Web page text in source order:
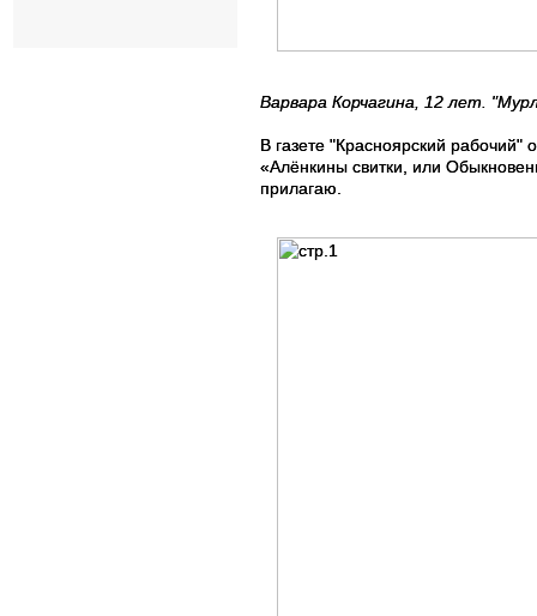
Варвара Корчагина, 12 лет.
В газете "Красноярский
«Алёнкины свитки, или
прилагаю.